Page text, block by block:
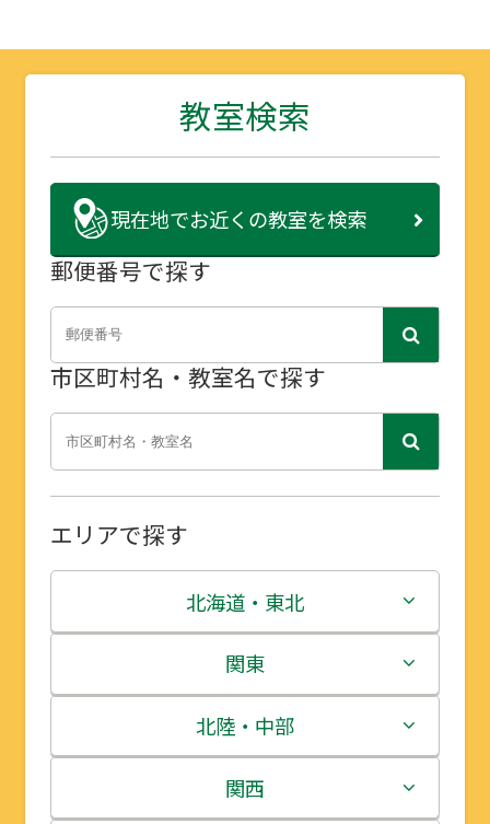
教室検索
現在地でお近くの教室を検索
郵便番号で探す
市区町村名・教室名で探す
エリアで探す
北海道・東北
北海道
青森県
岩手県
関東
茨城県
栃木県
北陸・中部
新潟県
関西